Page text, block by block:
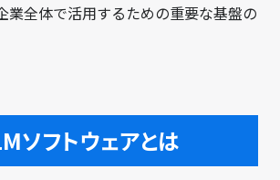
業全体で活用するための重要な基盤の
ソフトウェアとは